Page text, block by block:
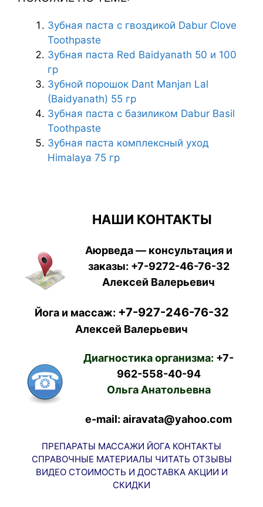
Зубная паста с гвоздикой Dabur Clove
Toothpaste
Зубная паста Red Baidyanath 50 и 100
гр
Зубной порошок Dant Manjan Lal
(Baidyanath) 55 гр
Зубная паста с базиликом Dabur Basil
Toothpaste
Зубная паста комплексный уход
Himalaya 75 гр
НАШИ КОНТАКТЫ
Аюрведа — консультация и
заказы: +7-9272-46-76-32
Алексей Валерьевич
Йога и массаж: +7-927-246-76-32
Алексей Валерьевич
Диагностика организма: +7-
962-558-40-94
Ольга Анатольевна
e-mail: airavata@yahoo.com
ПРЕПАРАТЫ МАССАЖИ ЙОГА КОНТАКТЫ
СПРАВОЧНЫЕ МАТЕРИАЛЫ ЧИТАТЬ ОТЗЫВЫ
ВИДЕО СТОИМОСТЬ И ДОСТАВКА АКЦИИ И
СКИДКИ